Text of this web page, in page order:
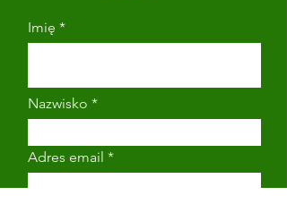
Imię
Nazwisko
Adres email